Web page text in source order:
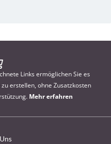
Links ermöglichen Sie es
erstellen, ohne Zusatzkosten
Mehr erfahren